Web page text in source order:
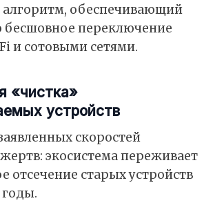
алгоритм, обеспечивающий
бесшовное переключение
и сотовыми сетями.
«чистка»
устройств
скоростей
экосистема переживает
отсечение старых устройств
годы.